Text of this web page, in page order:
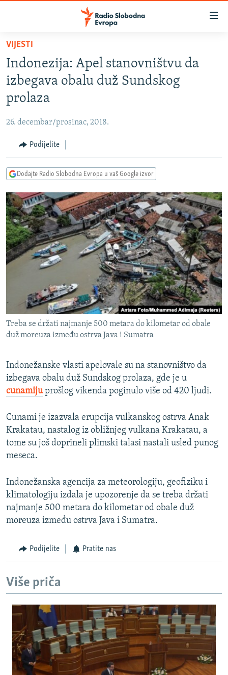
Pređite
glavni
sadržaj
Pređite
na
glavnu
Pređite
na
pretragu
VIJESTI
BOSNA I HERCEGOVINA
SRBIJA
CRNA GORA
VIZUELNO
INFOGRAFIKE
RAT U UKRAJINI
KINA NA BALKANU
RSE PRIČE IZ SVIJETA
ISPRIČAJ MI
DNEVNO@RSE
VIŠE OD NASLOVA
GENOCID U SREBRENICI
POPLAVE I KLIZIŠTA U BIH 2024.
POST SCRIPTUM
MOJA EVROPA
SVE KARTE DEJTONA
NASTANAK I RASPAD JUGOSLAVIJE
PRATITE NAS
VIJESTI
Indonezija: Apel stanovništvu da
izbegava obalu duž Sundskog
prolaza
26. decembar/prosinac, 2018.
Podijelite
Dodajte Radio Slobodna Evropa u vaš Google izvor
Treba se držati najmanje 500 metara do kilometar od obale
duž moreuza između ostrva Java i Sumatra
Indonežanske vlasti apelovale su na stanovništvo da
izbegava obalu duž Sundskog prolaza, gde je u
cunamijuprošlog vikenda poginulo više od 420 ljudi.
Cunami je izazvala erupcija vulkanskog ostrva Anak
Krakatau, nastalog iz obližnjeg vulkana Krakatau, a
tome su još doprineli plimski talasi nastali usled punog
meseca.
Indonežanska agencija za meteorologiju, geofiziku i
klimatologiju izdala je upozorenje da se treba držati
najmanje 500 metara do kilometar od obale duž
moreuza između ostrva Java i Sumatra.
Podijelite Pratite nas
Više priča